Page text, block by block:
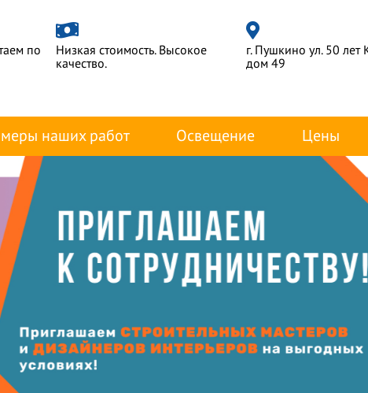
по
Низкая стоимость. Высокое
качество.
г. Пушкино ул. 50 лет
дом 49
наших работ Освещение Цены